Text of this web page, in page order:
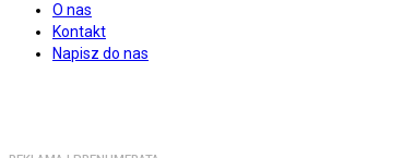
O nas
Kontakt
Napisz do nas